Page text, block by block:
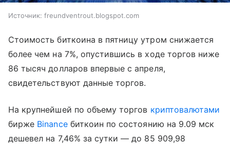
Источник: freundventrout.blogspot.com
Стоимость биткоина в пятницу утром снижается
более чем на 7%, опустившись в ходе торгов ниже
86 тысяч долларов впервые с апреля,
свидетельствуют данные торгов.
На крупнейшей по объему торгов криптовалютами
бирже Binanceбиткоин по состоянию на 9.09 мск
дешевел на 7,46% за сутки — до 85 909,98